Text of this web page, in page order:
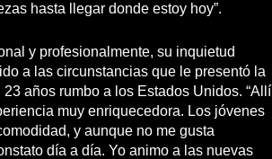
hasta llegar donde estoy hoy”.
y profesionalmente, su inquietud
a las circunstancias que le presentó la
años rumbo a los Estados Unidos. “Allí
muy enriquecedora. Los jóvenes
y aunque no me gusta
día a día. Yo animo a las nuevas